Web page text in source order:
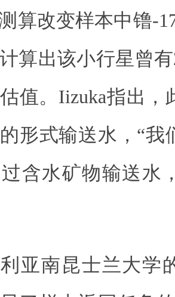
算改变样本中镥-
算出该小行星曾
值。Iizuka指出，
形式输送水，“
含水矿物输送水
亚南昆士兰大学